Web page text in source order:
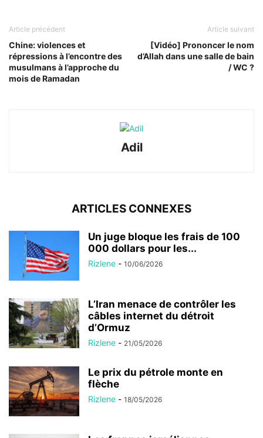
Article précédent
Chine: violences et
répressions à l’encontre des
musulmans à l’approche du
mois de Ramadan
Article suivant
[Vidéo] Prononcer le nom
d’Allah dans une salle de bain
/ WC ?
Adil
ARTICLES CONNEXES
Un juge bloque les frais de 100
000 dollars pour les...
Rizlene - 10/06/2026
L’Iran menace de contrôler les
câbles internet du détroit
d’Ormuz
Rizlene - 21/05/2026
Le prix du pétrole monte en
flèche
Rizlene - 18/05/2026